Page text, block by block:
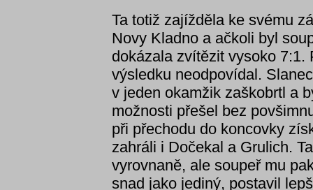
Ta totiž zajížděla ke svému
Novy Kladno a ačkoli byl
dokázala zvítězit vysoko 7:1.
výsledku neodpovídal.
v jeden okamžik zaškobrtl a
možnosti přešel bez
při přechodu do koncovky
zahráli i Dočekal a Grulich.
vyrovnaně, ale soupeř mu
snad jako jediný, postavil